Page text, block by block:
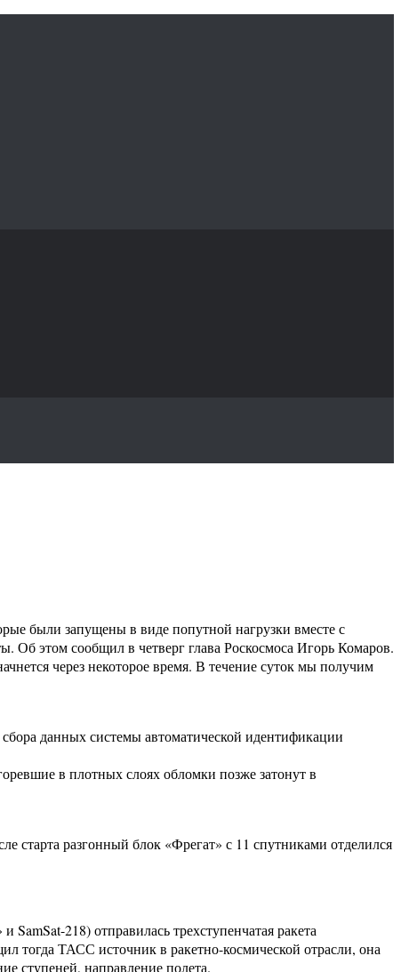
были запущены в виде попутной нагрузки вместе с
этом сообщил в четверг глава Роскосмоса Игорь Комаров.
через некоторое время. В течение суток мы получим
данных системы автоматической идентификации
в плотных слоях обломки позже затонут в
старта разгонный блок «Фрегат» с 11 спутниками отделился
218) отправилась трехступенчатая ракета
тогда ТАСС источник в ракетно-космической отрасли, она
ступеней, направление полета.